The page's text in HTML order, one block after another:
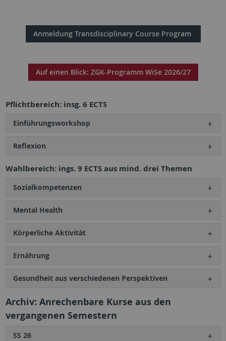
Anmeldung Transdisciplinary Course Program
Auf einen Blick: ZGK-Programm WiSe 2026/27
Pflichtbereich: insg. 6 ECTS
Einführungsworkshop
Reflexion
Wahlbereich: ings. 9 ECTS aus mind. drei Themen
Sozialkompetenzen
Mental Health
Körperliche Aktivität
Ernährung
Gesundheit aus verschiedenen Perspektiven
Archiv: Anrechenbare Kurse aus den
vergangenen Semestern
SS 26